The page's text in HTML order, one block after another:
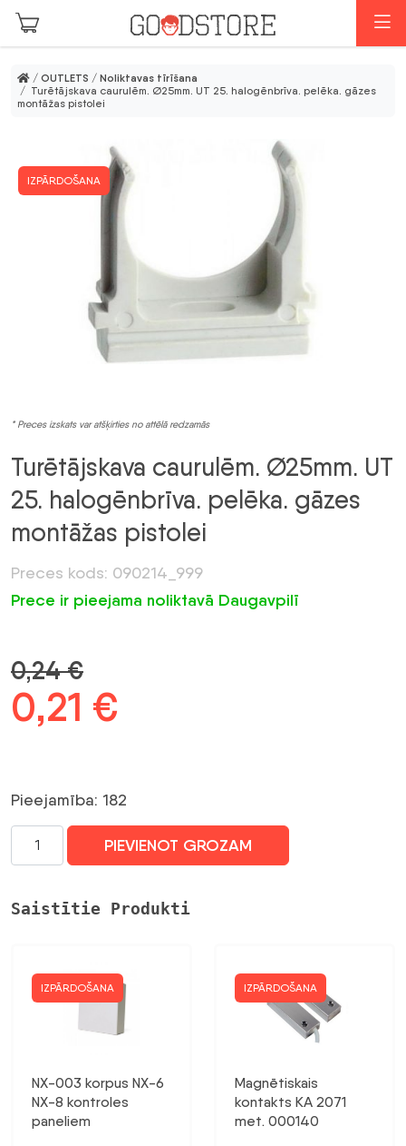
Skip to main content
/ OUTLETS / Noliktavas tīrīšana
/ Turētājskava caurulēm. Ø25mm. UT 25. halogēnbrīva. pelēka. gāzes
montāžas pistolei
IZPĀRDOŠANA
* Preces izskats var atšķirties no attēlā redzamās
Turētājskava caurulēm. Ø25mm. UT
25. halogēnbrīva. pelēka. gāzes
montāžas pistolei
Preces kods: 090214_999
Prece ir pieejama noliktavā Daugavpilī
0,24€
Sākotnējā
bija:
0,24 €.
0,21 €
ir:
0,21 €.
Pieejamība: 182
Turētājskava
caurulēm.
UT
gāzes
montāžas
PIEVIENOT GROZAM
Saistītie Produkti
IZPĀRDOŠANA
NX-003 korpus NX-6
NX-8 kontroles
paneliem
IZPĀRDOŠANA
Magnētiskais
kontakts KA 2071
met. 000140